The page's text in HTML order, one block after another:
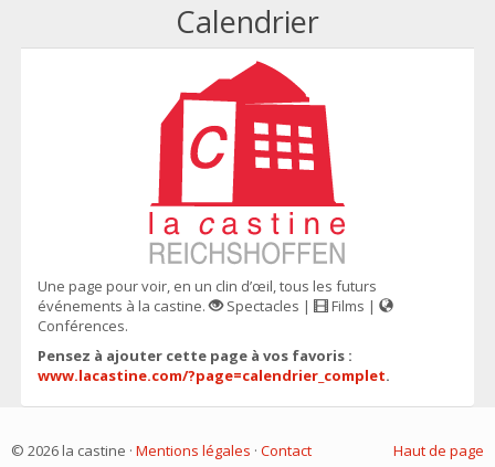
Calendrier
Une page pour voir, en un clin d’œil, tous les futurs
événements à la castine.
Spectacles |
Films |
Conférences.
Pensez à ajouter cette page à vos favoris :
www.lacastine.com/?page=calendrier_complet.
Haut de page
© 2026 la castine · Mentions légales · Contact